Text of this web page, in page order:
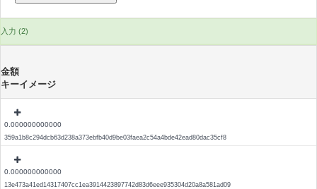
入力 (2)
金額
キーイメージ
0.000000000000
359a1b8c294dcb63d238a373ebfb40d9be03faea2c54a4bde42ead80dac35cf8
0.000000000000
13e473a41ed14317407cc1ea3914423897742d83d6eee935304d20a8a581ad09